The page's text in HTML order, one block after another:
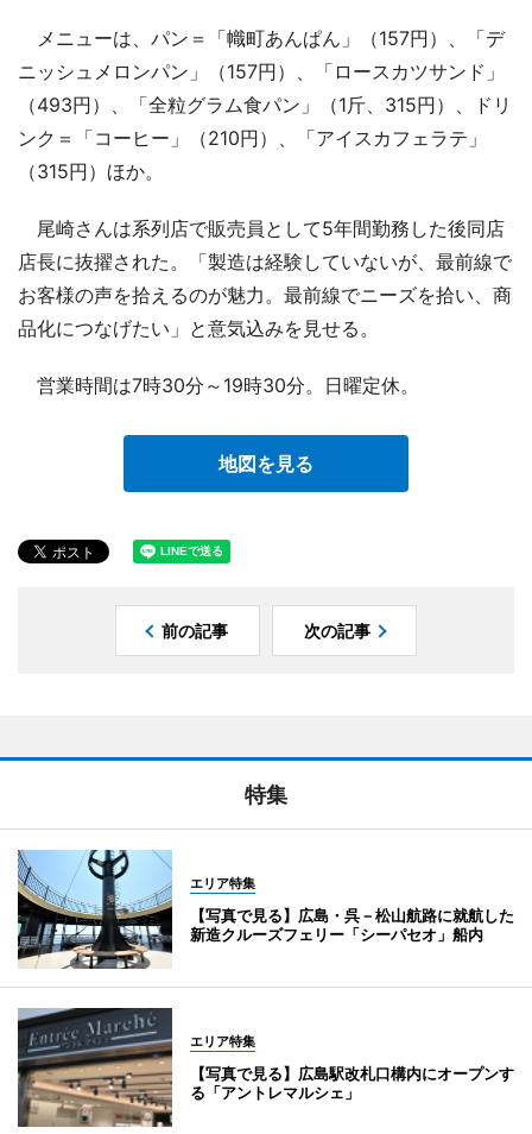
メニューは、パン＝「幟町あんぱん」（157円）、「デ
ニッシュメロンパン」（157円）、「ロースカツサンド」
（493円）、「全粒グラム食パン」（1斤、315円）、ドリ
ンク＝「コーヒー」（210円）、「アイスカフェラテ」
（315円）ほか。
尾崎さんは系列店で販売員として5年間勤務した後同店
店長に抜擢された。「製造は経験していないが、最前線で
お客様の声を拾えるのが魅力。最前線でニーズを拾い、商
品化につなげたい」と意気込みを見せる。
営業時間は7時30分～19時30分。日曜定休。
地図を見る
前の記事 次の記事
特集
エリア特集
【写真で見る】広島・呉－松山航路に就航した
新造クルーズフェリー「シーパセオ」船内
エリア特集
【写真で見る】広島駅改札口構内にオープンす
る「アントレマルシェ」